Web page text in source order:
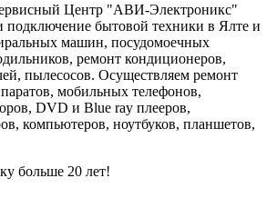
Центр "АВИ-Электроникс"
подключение бытовой техники в Ялте и
машин, посудомоечных
ремонт кондиционеров,
пылесосов. Осуществляем ремонт
мобильных телефонов,
DVD и Blue ray плееров,
компьютеров, ноутбуков, планшетов,
больше 20 лет!